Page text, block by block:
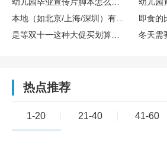
热点推荐
1-20 21-40 41-60